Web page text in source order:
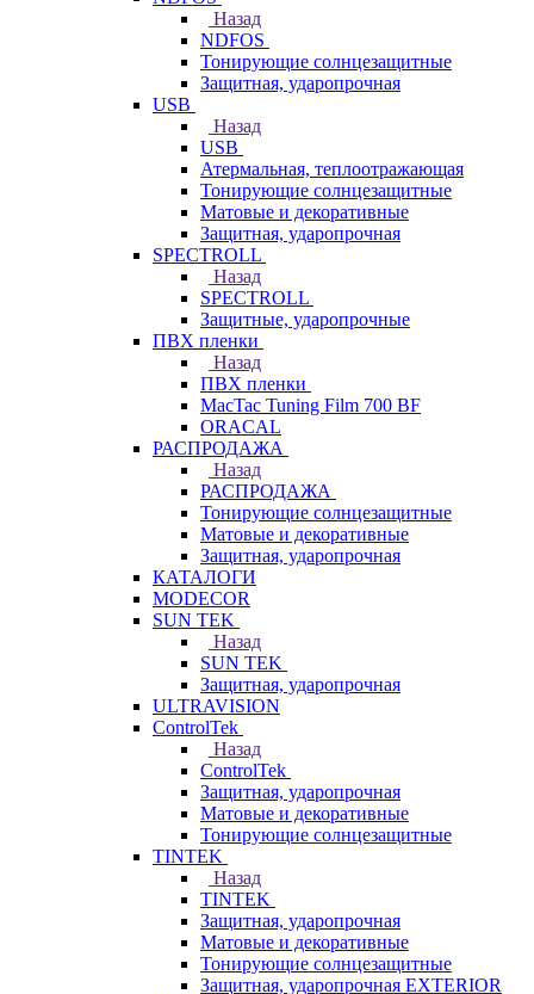
Назад
NDFOS
Тонирующие солнцезащитные
Защитная, ударопрочная
USB
Назад
USB
Атермальная, теплоотражающая
Тонирующие солнцезащитные
Матовые и декоративные
Защитная, ударопрочная
SPECTROLL
Назад
SPECTROLL
Защитные, ударопрочные
ПВХ пленки
Назад
ПВХ пленки
MacTac Tuning Film 700 BF
ORACAL
РАСПРОДАЖА
Назад
РАСПРОДАЖА
Тонирующие солнцезащитные
Матовые и декоративные
Защитная, ударопрочная
КАТАЛОГИ
MODECOR
SUN TEK
Назад
SUN TEK
Защитная, ударопрочная
ULTRAVISION
ControlTek
Назад
ControlTek
Защитная, ударопрочная
Матовые и декоративные
Тонирующие солнцезащитные
TINTEK
Назад
TINTEK
Защитная, ударопрочная
Матовые и декоративные
Тонирующие солнцезащитные
Защитная, ударопрочная EXTERIOR